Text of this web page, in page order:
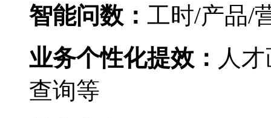
智能问数： 工时/产品/
业务个性化提效： 人
查询等